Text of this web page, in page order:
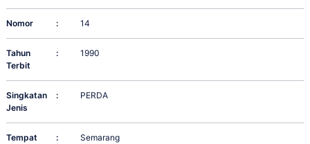
Nomor : 14
Tahun
Terbit
: 1990
Singkatan
Jenis
: PERDA
Tempat
: Semarang